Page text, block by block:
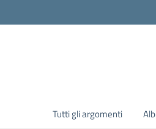
Tutti gli argomenti